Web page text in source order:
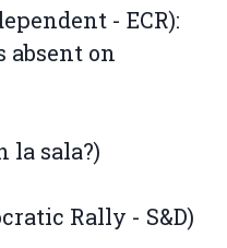
- ECR):
absent on
la sala?)
Rally - S&D)